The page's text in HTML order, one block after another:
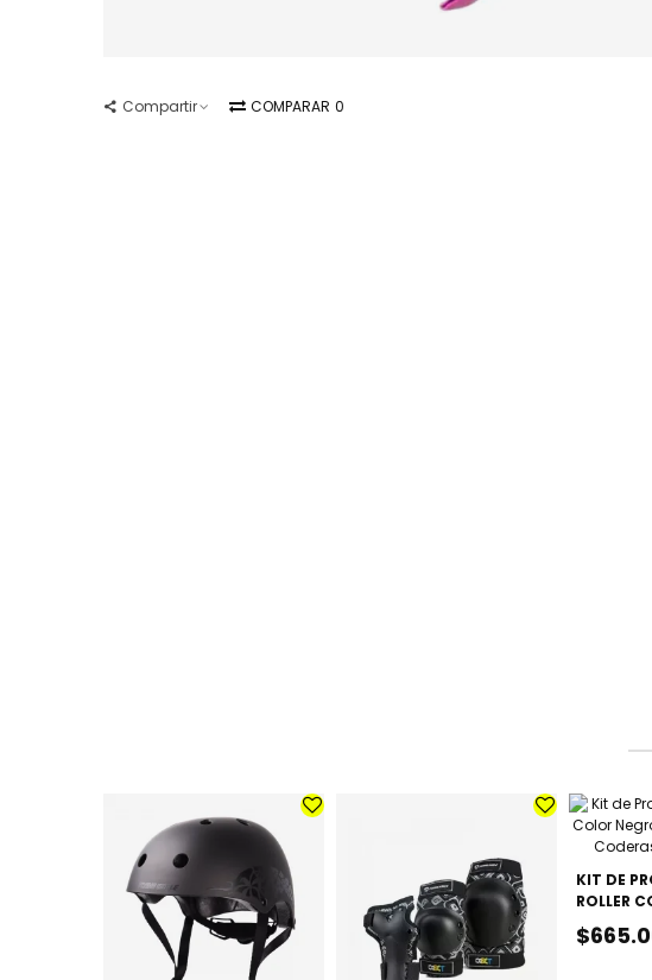
Compartir COMPARAR 0
KIT DE
ROLLER
2026 -